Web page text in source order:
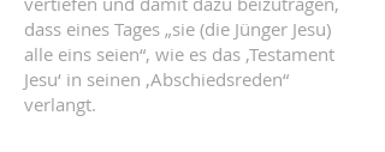
dass eines Tages „sie (die Jünger Jesu)
alle eins seien“, wie es das ‚Testament
Jesu‘ in seinen ‚Abschiedsreden“
verlangt.